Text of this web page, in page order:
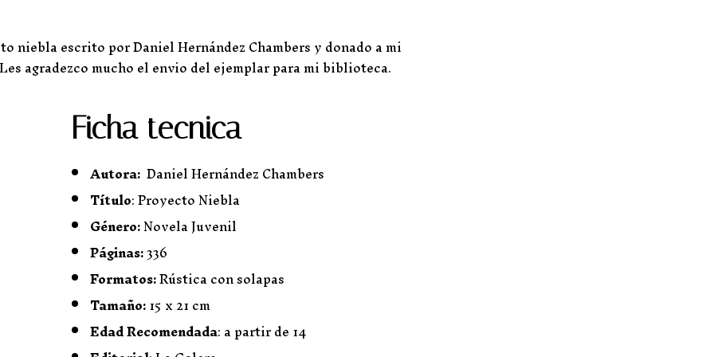
niebla escrito por Daniel Hernández Chambers y donado a mi
agradezco mucho el envio del ejemplar para mi biblioteca.
Ficha tecnica
Autora: Daniel Hernández Chambers
Título: Proyecto Niebla
Género:Novela Juvenil
Páginas:336
Formatos:Rústica con solapas
Tamaño:15 x 21 cm
Edad Recomendada: a partir de 14